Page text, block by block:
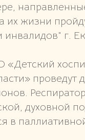
жизни
г.
проведут
духовной
в